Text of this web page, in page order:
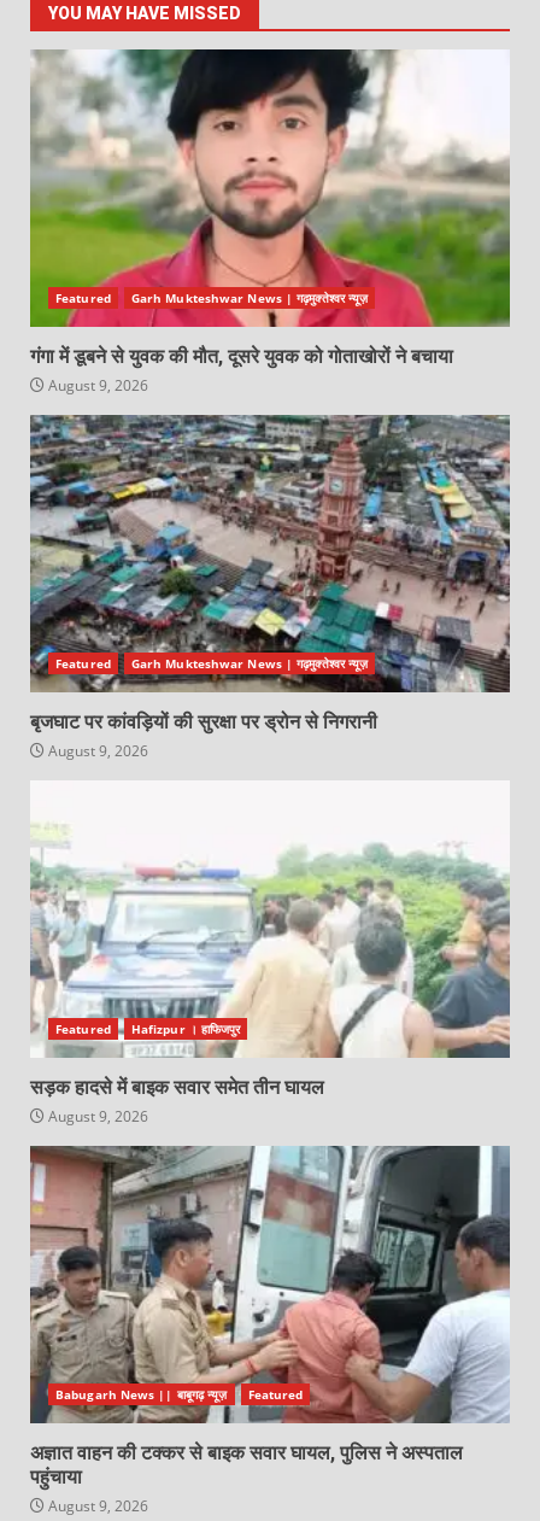
YOU MAY HAVE MISSED
Featured Garh Mukteshwar News | गढ़मुक्तेश्वर न्यूज़
गंगा में डूबने से युवक की मौत, दूसरे युवक को गोताखोरों ने बचाया
August 9, 2026
Featured Garh Mukteshwar News | गढ़मुक्तेश्वर न्यूज़
बृजघाट पर कांवड़ियों की सुरक्षा पर ड्रोन से निगरानी
August 9, 2026
Featured Hafizpur । हाफिजपुर
सड़क हादसे में बाइक सवार समेत तीन घायल
August 9, 2026
Babugarh News || बाबूगढ़ न्यूज़ Featured
अज्ञात वाहन की टक्कर से बाइक सवार घायल, पुलिस ने अस्पताल
पहुंचाया
August 9, 2026